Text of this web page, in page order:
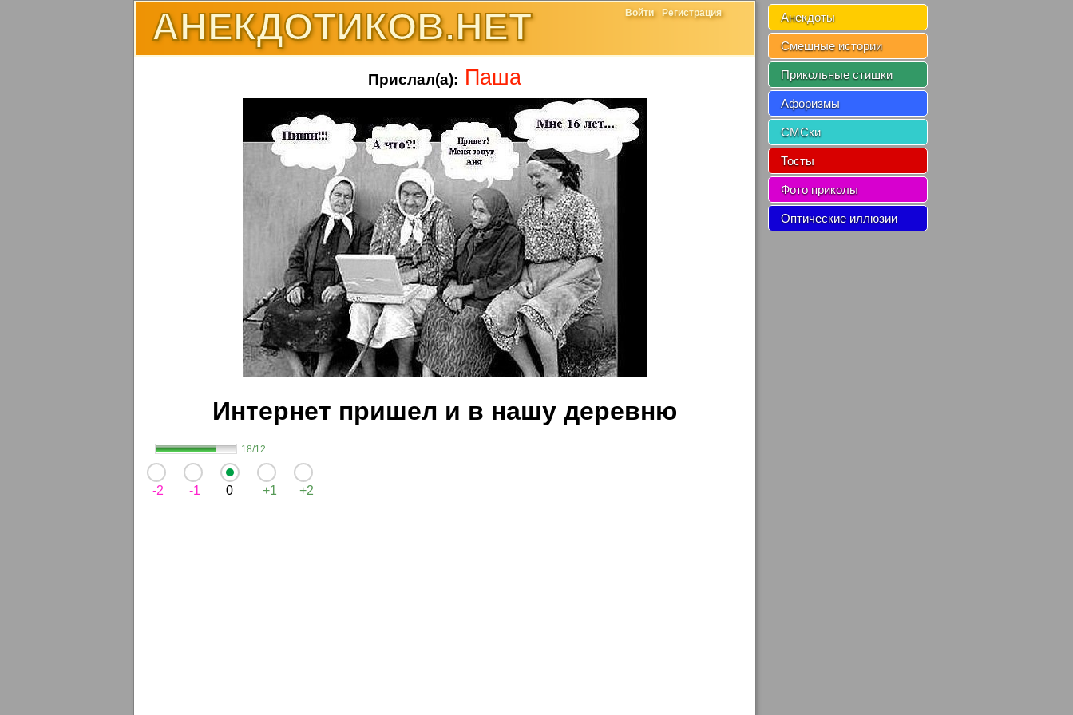
АНЕКДОТИКОВ.НЕТ Войти Регистрация
Прислал(а): Паша
Интернет пришел и в нашу деревню
18/12
-2 -1 0 +1 +2
Анекдоты
Смешные истории
Прикольные стишки
Афоризмы
СМСки
Тосты
Фото приколы
Оптические иллюзии